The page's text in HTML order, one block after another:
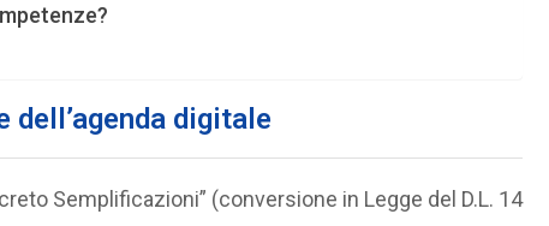
dell’agenda digitale
Semplificazioni” (conversione in Legge del D.L. 14